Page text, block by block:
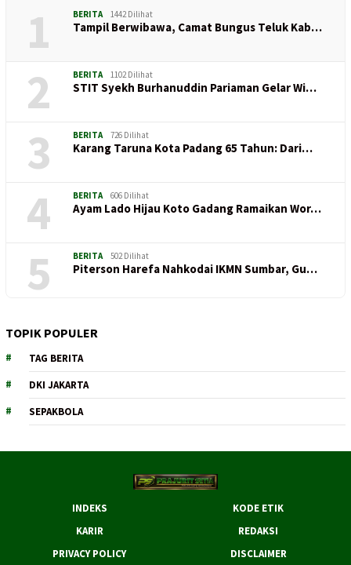
1 BERITA 1442 Dilihat
Tampil Berwibawa, Camat Bungus Teluk Kab…
2 BERITA 1102 Dilihat
STIT Syekh Burhanuddin Pariaman Gelar Wi…
3 BERITA 726 Dilihat
Karang Taruna Kota Padang 65 Tahun: Dari…
4 BERITA 606 Dilihat
Ayam Lado Hijau Koto Gadang Ramaikan Wor…
5 BERITA 502 Dilihat
Piterson Harefa Nahkodai IKMN Sumbar, Gu…
TOPIK POPULER
TAG BERITA
DKI JAKARTA
SEPAKBOLA
INDEKS
KODE ETIK
KARIR
REDAKSI
PRIVACY POLICY
DISCLAIMER